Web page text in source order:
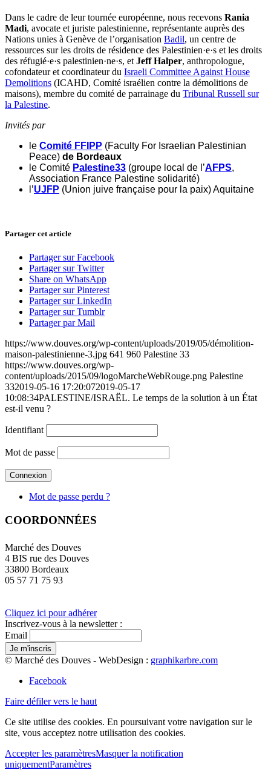
Dans le cadre de leur tournée européenne, nous recevons Rania
Madi, avocate et juriste palestinienne, représentante auprès des
Nations unies à Genève de l’organisation Badil, un centre de
ressources sur les droits de résidence des Palestinien·e·s et les droits
des réfugié·e·s palestinien·ne·s, et Jeff Halper, anthropologue,
cofondateur et coordinateur du Israeli Committee Against House
Demolitions (ICAHD, Comité israélien contre la démolitions de
maisons), membre du comité de parrainage du Tribunal Russell sur
la Palestine.
Invités par
le Comité FFIPP (Faculty For Israelian Palestinian
Peace) de Bordeaux
le Comité Palestine33 (groupe local de l’AFPS,
Association France Palestine solidarité)
l’UJFP (Union juive française pour la paix) Aquitaine
Partager cet article
Partager sur Facebook
Partager sur Twitter
Share on WhatsApp
Partager sur Pinterest
Partager sur LinkedIn
Partager sur Tumblr
Partager par Mail
https://www.douves.org/wp-content/uploads/2019/05/démolition-
maison-palestinienne-3.jpg 641 960 Palestine 33
https://www.douves.org/wp-
content/uploads/2015/09/logoMarcheWebRouge.png Palestine
332019-05-16 17:20:072019-05-17
10:08:34PALESTINE/ISRAËL. Le temps de la solution à un État
est-il venu ?
Identifiant
Mot de passe
Mot de passe perdu ?
COORDONNÉES
Marché des Douves
4 BIS rue des Douves
33800 Bordeaux
05 57 71 75 93
Cliquez ici pour adhérer
Inscrivez-vous à la newsletter :
Email
© Marché des Douves - WebDesign : graphikarbre.com
Facebook
Faire défiler vers le haut
Ce site utilise des cookies. En poursuivant votre navigation sur le
site, vous acceptez notre utilisation des cookies.
Accepter les paramètresMasquer la notification
uniquementParamètres